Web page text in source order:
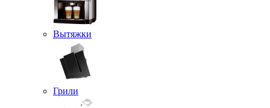
Вытяжки
Грили